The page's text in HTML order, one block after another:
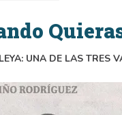
UNA DE LAS TRES